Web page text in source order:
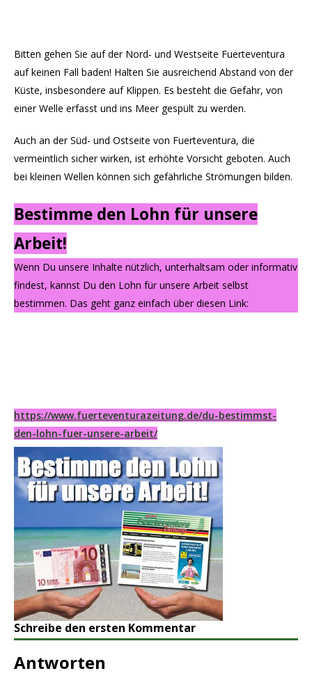
Bitten gehen Sie auf der Nord- und Westseite Fuerteventura
auf keinen Fall baden! Halten Sie ausreichend Abstand von der
Küste, insbesondere auf Klippen. Es besteht die Gefahr, von
einer Welle erfasst und ins Meer gespült zu werden.
Auch an der Süd- und Ostseite von Fuerteventura, die
vermeintlich sicher wirken, ist erhöhte Vorsicht geboten. Auch
bei kleinen Wellen können sich gefährliche Strömungen bilden.
Bestimme den Lohn für unsere
Arbeit!
Wenn Du unsere Inhalte nützlich, unterhaltsam oder informativ
findest, kannst Du den Lohn für unsere Arbeit selbst
bestimmen. Das geht ganz einfach über diesen Link:
https://www.fuerteventurazeitung.de/du-bestimmst-
den-lohn-fuer-unsere-arbeit/
Schreibe den ersten Kommentar
Antworten